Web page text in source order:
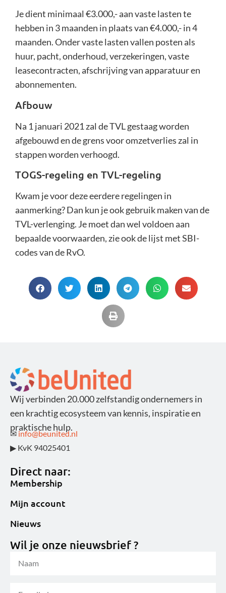
Je dient minimaal €3.000,- aan vaste lasten te
hebben in 3 maanden in plaats van €4.000,- in 4
maanden. Onder vaste lasten vallen posten als
huur, pacht, onderhoud, verzekeringen, vaste
leasecontracten, afschrijving van apparatuur en
abonnementen.
Afbouw
Na 1 januari 2021 zal de TVL gestaag worden
afgebouwd en de grens voor omzetverlies zal in
stappen worden verhoogd.
TOGS-regeling en TVL-regeling
Kwam je voor deze eerdere regelingen in
aanmerking? Dan kun je ook gebruik maken van de
TVL-verlenging. Je moet dan wel voldoen aan
bepaalde voorwaarden, zie ook de lijst met SBI-
codes van de RvO.
Wij verbinden 20.000 zelfstandig ondernemers in
een krachtig ecosysteem van kennis, inspiratie en
praktische hulp.
✉ info@beunited.nl
▶ KvK 94025401
Direct naar:
Membership
Mijn account
Nieuws
Wil je onze nieuwsbrief ?